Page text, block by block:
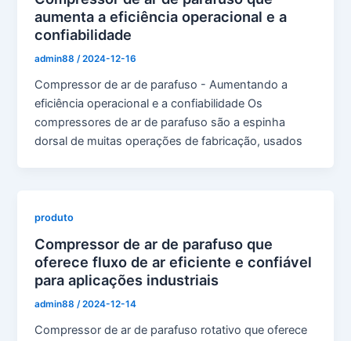
aumenta a eficiência operacional e a
confiabilidade
admin88/2024-12-16
Compressor de ar de parafuso - Aumentando a
eficiência operacional e a confiabilidade Os
compressores de ar de parafuso são a espinha
dorsal de muitas operações de fabricação, usados
produto
Compressor de ar de parafuso que
oferece fluxo de ar eficiente e confiável
para aplicações industriais
admin88/2024-12-14
Compressor de ar de parafuso rotativo que oferece